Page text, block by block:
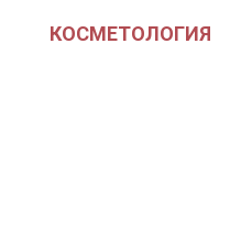
КОСМЕТОЛОГИЯ